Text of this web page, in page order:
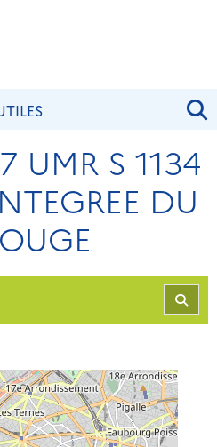
UMR S 1134
DU